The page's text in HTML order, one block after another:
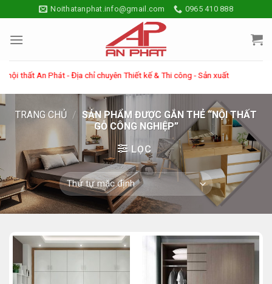
to
content
Noithatanphat.info@gmail.com 0965 410 888
thất An Phát - Địa chỉ chuyên Thiết kế & Thi công - Sản xuất các sản
TRANG CHỦ / SẢN PHẨM ĐƯỢC GẮN THẺ “NỘI THẤT
GỖ CÔNG NGHIỆP”
LỌC